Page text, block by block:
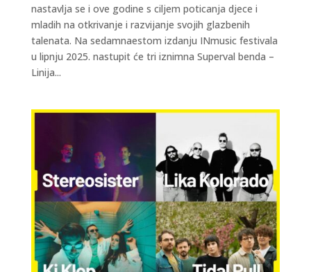
nastavlja se i ove godine s ciljem poticanja djece i
mladih na otkrivanje i razvijanje svojih glazbenih
talenata. Na sedamnaestom izdanju INmusic festivala
u lipnju 2025. nastupit će tri iznimna Superval benda –
Linija...